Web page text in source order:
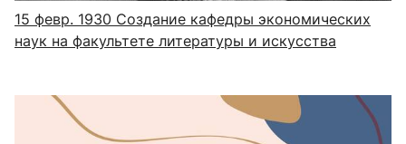
15 февр. 1930 Создание кафедры экономических
наук на факультете литературы и искусства